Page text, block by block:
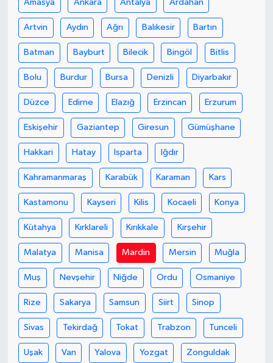
Amasya Ankara Antalya Ardahan
Artvin Aydın Ağrı Balıkesir Bartın
Batman Bayburt Bilecik Bingöl Bitlis
Bolu Burdur Bursa Denizli Diyarbakır
Düzce Edirne Elazığ Erzincan Erzurum
Eskişehir Gaziantep Giresun Gümüşhane
Hakkari Hatay Isparta Iğdır
Kahramanmaraş Karabük Karaman Kars
Kastamonu Kayseri Kilis Kocaeli Konya
Kütahya Kırklareli Kırıkkale Kırşehir
Malatya Manisa Mardin Mersin Muğla
Muş Nevşehir Niğde Ordu Osmaniye
Rize Sakarya Samsun Siirt Sinop
Sivas Tekirdağ Tokat Trabzon Tunceli
Uşak Van Yalova Yozgat Zonguldak